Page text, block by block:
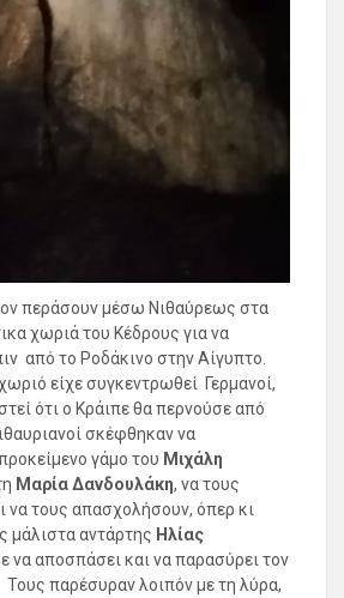
περάσουν μέσω Νιθαύρεως στα
χωριά του Κέδρους για να
από το Ροδάκινο στην Αίγυπτο.
είχε συγκεντρωθεί Γερμανοί,
ότι ο Κράιπε θα περνούσε από
σκέφθηκαν να
γάμο του Μιχάλη
Μαρία Δανδουλάκη, να τους
να τους απασχολήσουν, όπερ κι
μάλιστα αντάρτης Ηλίας
να αποσπάσει και να παρασύρει τον
παρέσυραν λοιπόν με τη λύρα,